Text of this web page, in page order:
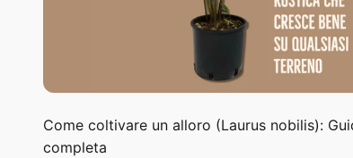
Come coltivare un alloro (Laurus nobilis):
completa